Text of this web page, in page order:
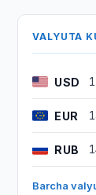
VALYUTA
USD
EUR
RUB
Barcha